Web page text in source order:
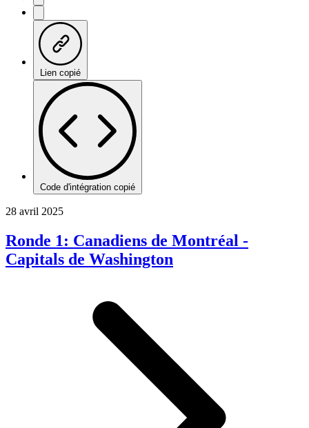
Lien copié
Code d'intégration copié
28 avril 2025
Ronde 1: Canadiens de Montréal -
Capitals de Washington